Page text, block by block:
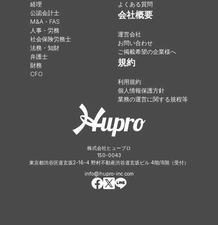
経理
公認会計士
M&A・FAS
人事・労務
社会保険労務士
法務・知財
弁護士
財務
CFO
よくある質問
会社概要
運営会社
お問い合わせ
ご掲載希望の企業様へ
規約
利用規約
個人情報保護方針
業務の運営に関する規程等
株式会社ヒュープロ
150-0043
東京都渋谷区道玄坂2-16-4 野村不動産渋谷道玄坂ビル 4階/6階（受付）
info@hupro-inc.com